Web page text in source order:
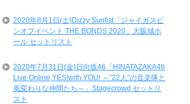
2020年8月1日(土)Dizzy Sunfist「ジャイガスピ
ンオフイベント THE BONDS 2020」大阪城ホ
ール セットリスト
2020年7月31日(金)日向坂46「HINATAZAKA46
Live Online,YES!with YOU! ～”22人”の音楽隊と
風変わりな仲間たち～」Stagecrowd セットリ
スト